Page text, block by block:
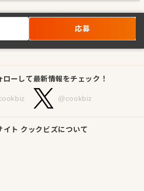
応募
ローして最新情報をチェック！
@cookbiz
イト クックビズについて